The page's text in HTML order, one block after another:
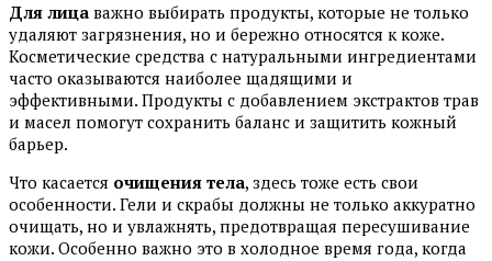
Для лица важно выбирать продукты, которые не только
удаляют загрязнения, но и бережно относятся к коже.
Косметические средства с натуральными ингредиентами
часто оказываются наиболее щадящими и
эффективными. Продукты с добавлением экстрактов трав
и масел помогут сохранить баланс и защитить кожный
барьер.
Что касается очищения тела, здесь тоже есть свои
особенности. Гели и скрабы должны не только аккуратно
очищать, но и увлажнять, предотвращая пересушивание
кожи. Особенно важно это в холодное время года, когда